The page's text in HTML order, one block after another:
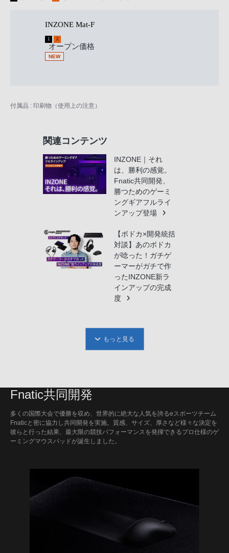
INZONE Mat-F
1 2
オープン価格
NEW
付属品 : 印刷物（使用上の注意）
関連コンテンツ
INZONE｜それ
は、勝利の感覚。
Fnatic共同開発、
勝つためのゲーミ
ングギアフルライ
ンアップ登場
【ボドカ×開発統括
対談】あのボドカ
が唸った！ガチゲ
ーマーがガチで作
ったINZONE新ラ
インアップの完成
度
もっと見る
Fnatic共同開発
多くの国際大会で優勝を収め、世界的に絶大な人気を誇るeスポーツチーム
Fnaticと密に協力し共同開発を実施。質感、サイズ、厚さなど様々な決定を
彼らと行った結果、最大限の競技パフォーマンスを発揮できるプロ仕様のゲ
ーミングマウスパッドが誕生しました。